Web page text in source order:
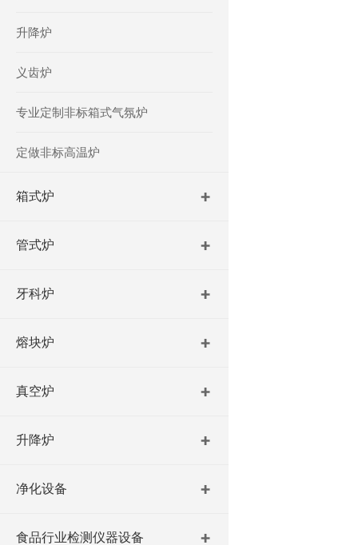
升降炉
义齿炉
专业定制非标箱式气氛炉
定做非标高温炉
箱式炉
管式炉
牙科炉
熔块炉
真空炉
升降炉
净化设备
食品行业检测仪器设备